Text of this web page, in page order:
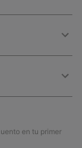
en tu primer